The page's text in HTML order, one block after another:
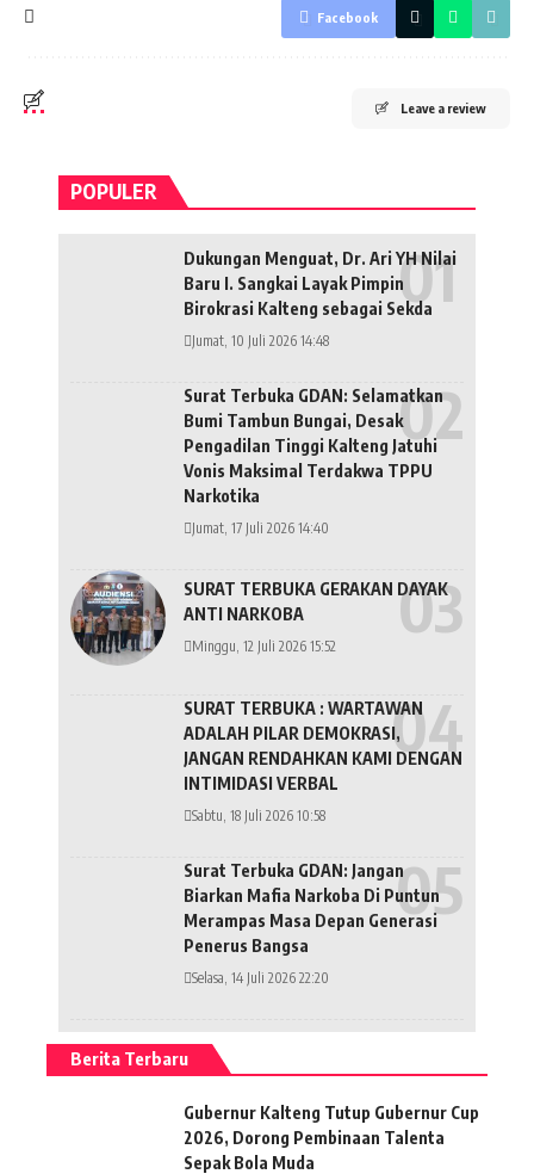
Facebook
Leave a review
POPULER
Dukungan Menguat, Dr. Ari YH Nilai
Baru I. Sangkai Layak Pimpin
Birokrasi Kalteng sebagai Sekda
Jumat, 10 Juli 2026 14:48
Surat Terbuka GDAN: Selamatkan
Bumi Tambun Bungai, Desak
Pengadilan Tinggi Kalteng Jatuhi
Vonis Maksimal Terdakwa TPPU
Narkotika
Jumat, 17 Juli 2026 14:40
SURAT TERBUKA GERAKAN DAYAK
ANTI NARKOBA
Minggu, 12 Juli 2026 15:52
SURAT TERBUKA : WARTAWAN
ADALAH PILAR DEMOKRASI,
JANGAN RENDAHKAN KAMI DENGAN
INTIMIDASI VERBAL
Sabtu, 18 Juli 2026 10:58
Surat Terbuka GDAN: Jangan
Biarkan Mafia Narkoba Di Puntun
Merampas Masa Depan Generasi
Penerus Bangsa
Selasa, 14 Juli 2026 22:20
Berita Terbaru
Gubernur Kalteng Tutup Gubernur Cup
2026, Dorong Pembinaan Talenta
Sepak Bola Muda